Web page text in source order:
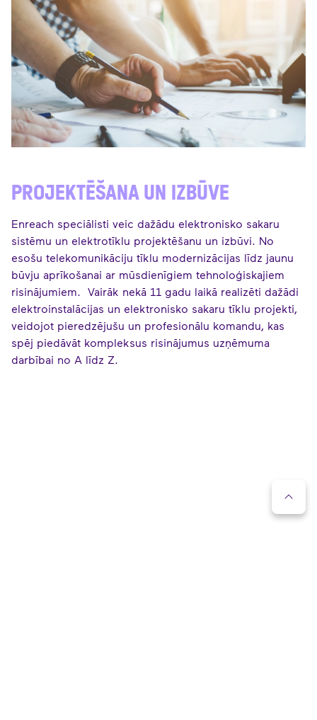
PROJEKTĒŠANA UN IZBŪVE
Enreach speciālisti veic dažādu elektronisko sakaru
sistēmu un elektrotīklu projektēšanu un izbūvi. No
esošu telekomunikāciju tīklu modernizācijas līdz jaunu
būvju aprīkošanai ar mūsdienīgiem tehnoloģiskajiem
risinājumiem. Vairāk nekā 11 gadu laikā realizēti dažādi
elektroinstalācijas un elektronisko sakaru tīklu projekti,
veidojot pieredzējušu un profesionālu komandu, kas
spēj piedāvāt kompleksus risinājumus uzņēmuma
darbībai no A līdz Z.